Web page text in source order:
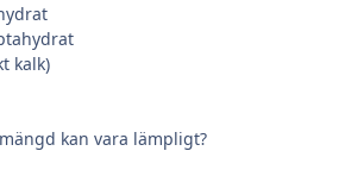
kalk)
kan vara lämpligt?